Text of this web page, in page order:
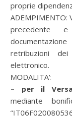
proprie
precedente e
retribuzioni
elettronico.
MODALITA':
– per il
mediante